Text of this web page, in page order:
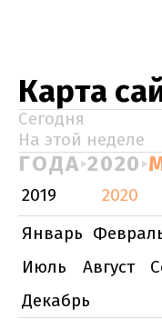
Карта
Сегодня
На этой неделе
ГОДА 2020
2019 2020
Январь
Июль
Август
Декабрь